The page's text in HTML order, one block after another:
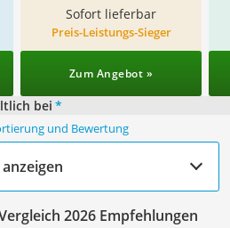
Sofort lieferbar
Preis-Leistungs-Sieger
Zum Angebot »
bei *
und Bewertung
2026 Empfehlungen